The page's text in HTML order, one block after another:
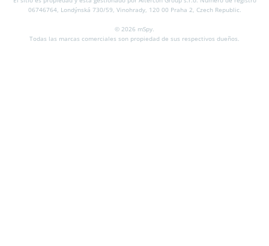
06746764, Londýnská 730/59, Vinohrady, 120 00 Praha 2, Czech Republic.
© 2026 mSpy.
Todas las marcas comerciales son propiedad de sus respectivos dueños.